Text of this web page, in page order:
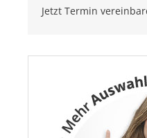
Jetzt Termin